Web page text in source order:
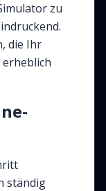
zu
die Ihr
ständig